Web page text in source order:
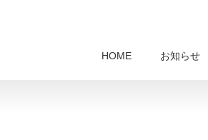
HOME お知らせ